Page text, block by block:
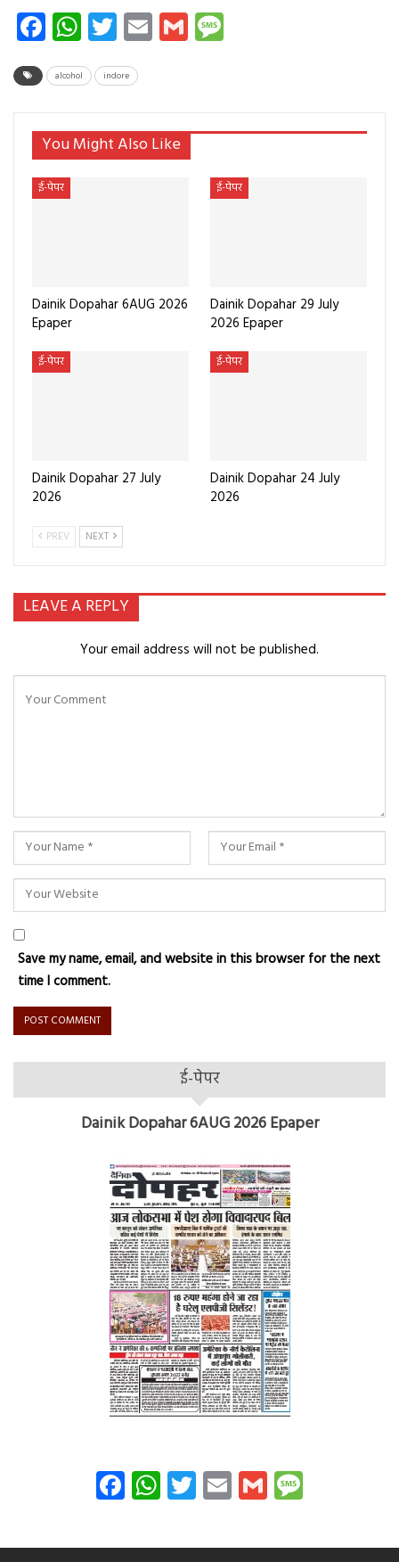
Facebook
WhatsApp
Twitter
EmailGmail
alcohol indore
You Might Also Like
ई-पेपर
Dainik Dopahar 6AUG 2026
Epaper
ई-पेपर
Dainik Dopahar 29 July
2026 Epaper
ई-पेपर
Dainik Dopahar 27 July
2026
ई-पेपर
Dainik Dopahar 24 July
2026
PREV NEXT
LEAVE A REPLY
Your email address will not be published.
Save my name, email, and website in this browser for the next
time I comment.
ई-पेपर
Dainik Dopahar 6AUG 2026 Epaper
Facebook
WhatsApp
Twitter
EmailGmail